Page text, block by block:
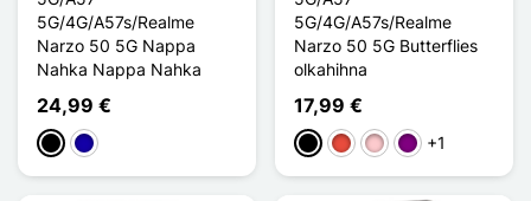
5G/4G/A57s/Realme
Narzo 50 5G Nappa
Nahka Nappa Nahka
24,99 €
MustaBleu Foncé
5G/4G/A57s/Realme
Narzo 50 5G Butterflies
olkahihna
17,99 €
MustaPunainen
PinkkiViolet
+1